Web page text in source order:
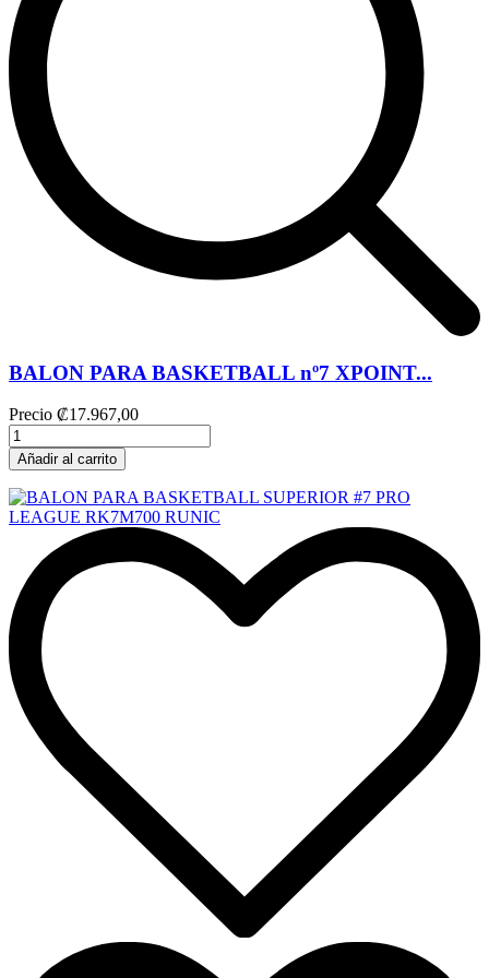
BALON PARA BASKETBALL nº7 XPOINT...
Precio ₡17.967,00
Añadir al carrito